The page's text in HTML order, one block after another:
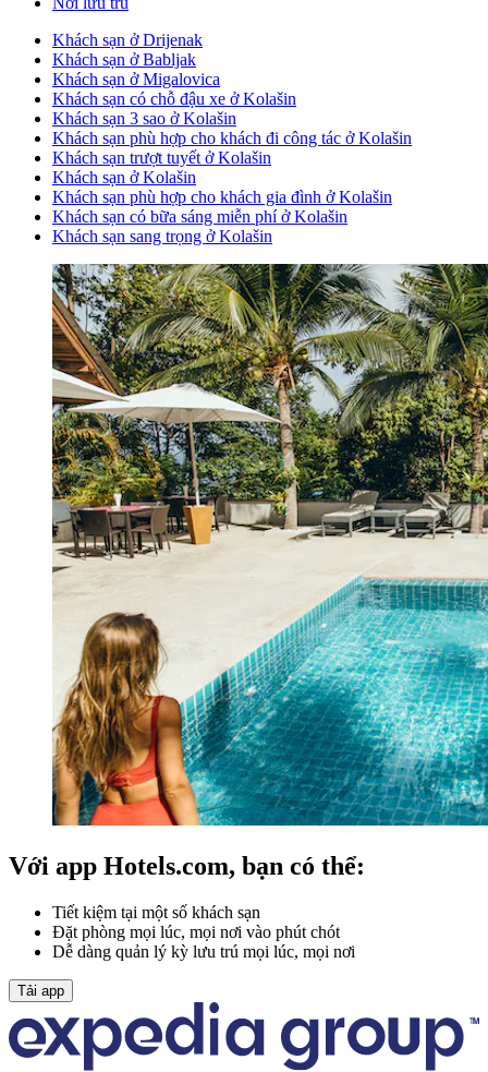
Khách sạn ở Drijenak
Khách sạn ở Babljak
Khách sạn ở Migalovica
Khách sạn có chỗ đậu xe ở Kolašin
Khách sạn 3 sao ở Kolašin
Khách sạn phù hợp cho khách đi công tác ở Kolašin
Khách sạn trượt tuyết ở Kolašin
Khách sạn ở Kolašin
Khách sạn phù hợp cho khách gia đình ở Kolašin
Khách sạn có bữa sáng miễn phí ở Kolašin
Khách sạn sang trọng ở Kolašin
Với app Hotels.com, bạn có thể:
Tiết kiệm tại một số khách sạn
Đặt phòng mọi lúc, mọi nơi vào phút chót
Dễ dàng quản lý kỳ lưu trú mọi lúc, mọi nơi
Tải app